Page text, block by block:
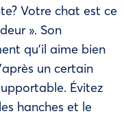
Votre chat est ce
». Son
qu’il aime bien
un certain
Évitez
hanches et le